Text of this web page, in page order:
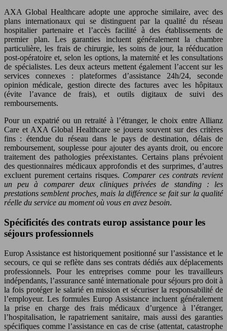
AXA Global Healthcare adopte une approche similaire, avec des
plans internationaux qui se distinguent par la qualité du réseau
hospitalier partenaire et l’accès facilité à des établissements de
premier plan. Les garanties incluent généralement la chambre
particulière, les frais de chirurgie, les soins de jour, la rééducation
post-opératoire et, selon les options, la maternité et les consultations
de spécialistes. Les deux acteurs mettent également l’accent sur les
services connexes : plateformes d’assistance 24h/24, seconde
opinion médicale, gestion directe des factures avec les hôpitaux
(évite l’avance de frais), et outils digitaux de suivi des
remboursements.
Pour un expatrié ou un retraité à l’étranger, le choix entre Allianz
Care et AXA Global Healthcare se jouera souvent sur des critères
fins : étendue du réseau dans le pays de destination, délais de
remboursement, souplesse pour ajouter des ayants droit, ou encore
traitement des pathologies préexistantes. Certains plans prévoient
des questionnaires médicaux approfondis et des surprimes, d’autres
excluent purement certains risques. Comparer ces contrats revient
un peu à comparer deux cliniques privées de standing : les
prestations semblent proches, mais la différence se fait sur la qualité
réelle du service au moment où vous en avez besoin.
Spécificités des contrats europ assistance pour les
séjours professionnels
Europ Assistance est historiquement positionné sur l’assistance et le
secours, ce qui se reflète dans ses contrats dédiés aux déplacements
professionnels. Pour les entreprises comme pour les travailleurs
indépendants, l’assurance santé internationale pour séjours pro doit à
la fois protéger le salarié en mission et sécuriser la responsabilité de
l’employeur. Les formules Europ Assistance incluent généralement
la prise en charge des frais médicaux d’urgence à l’étranger,
l’hospitalisation, le rapatriement sanitaire, mais aussi des garanties
spécifiques comme l’assistance en cas de crise (attentat, catastrophe